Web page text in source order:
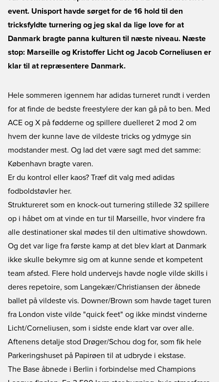
event. Unisport havde sørget for de 16 hold til den
tricksfyldte turnering og jeg skal da lige love for at
Danmark bragte panna kulturen til næste niveau. Næste
stop: Marseille og Kristoffer Licht og Jacob Corneliusen er
klar til at repræsentere Danmark.
Hele sommeren igennem har adidas turneret rundt i verden
for at finde de bedste freestylere der kan gå på to ben. Med
ACE og X på fødderne og spillere duelleret 2 mod 2 om
hvem der kunne lave de vildeste tricks og ydmyge sin
modstander mest. Og lad det være sagt med det samme:
København bragte varen.
Er du kontrol eller kaos? Træf dit valg med adidas
fodboldstøvler her.
Struktureret som en knock-out turnering stillede 32 spillere
op i håbet om at vinde en tur til Marseille, hvor vindere fra
alle destinationer skal mødes til den ultimative showdown.
Og det var lige fra første kamp at det blev klart at Danmark
ikke skulle bekymre sig om at kunne sende et kompetent
team afsted. Flere hold undervejs havde nogle vilde skills i
deres repetoire, som Langekær/Christiansen der åbnede
ballet på vildeste vis. Downer/Brown som havde taget turen
fra London viste vilde "quick feet" og ikke mindst vinderne
Licht/Corneliusen, som i sidste ende klart var over alle.
Aftenens detalje stod Drøger/Schou dog for, som fik hele
Parkeringshuset på Papirøen til at udbryde i ekstase.
The Base åbnede i Berlin i forbindelse med Champions